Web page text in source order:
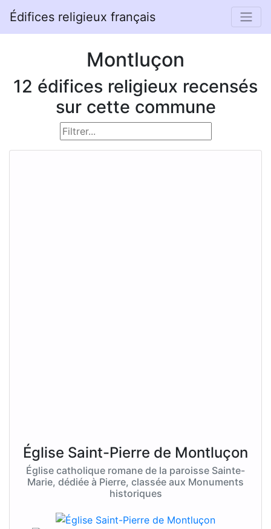
Édifices religieux français
Montluçon
12 édifices religieux recensés
sur cette commune
Église Saint-Pierre de Montluçon
Église catholique romane de la paroisse Sainte-
Marie, dédiée à Pierre, classée aux Monuments
historiques